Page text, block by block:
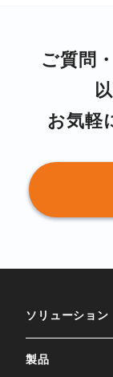
ご質問
お気軽
ソリューション
製品